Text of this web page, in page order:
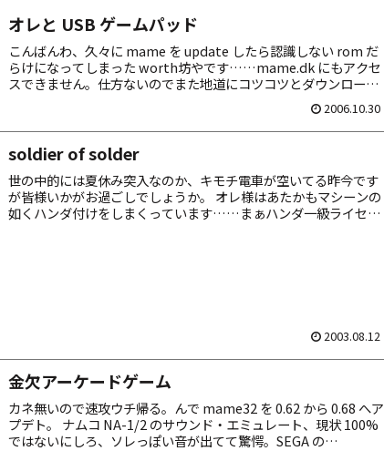
オレと USB ゲームパッド
こんばんわ、久々に mame を update したら認識しない rom だ
らけになってしまった worth坊やです……mame.dk にもアクセ
スできません。仕方ないのでまた地道にコツコツとダウンロード
2006.10.30
soldier of solder
世の中的には夏休み突入なのか、キモチ電車が空いてる昨今です
が皆様いかがお過ごしでしょうか。 オレ様はあたかもマシーンの
如くハンダ付けをしまくっています……まぁハンダ一級ライセン
2003.08.12
金欠アーケードゲーム
カネ無いので速攻ウチ帰る。んで mame32 を 0.62 から 0.68 へア
プデト。 ナムコ NA-1/2 のサウンド・エミュレート、現状 100%
ではないにしろ、ソレっぽい音が出てて驚愕。SEGA の